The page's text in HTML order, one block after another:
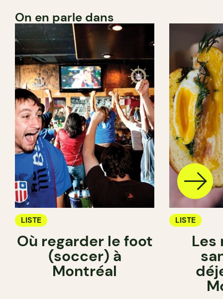
On en parle dans
LISTE
Où regarder le foot
(soccer) à
Montréal
LISTE
Les